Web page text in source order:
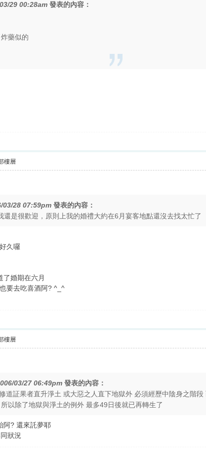
29 00:28am 發表的內容：
藥似的
樓層
03/28 07:59pm 發表的內容：
還是很歡迎，原則上我的婚禮大約在6月宴客地點還沒去找太忙
久囉
了婚期在六月
要去吃喜酒阿? ^_^
樓層
03/27 06:49pm 發表的內容：
道証果者直升淨土 或大惡之人直下地獄外 必須經歷中陰身之階
以除了地獄與淨土的例外 最多49日後就已再轉生了
阿? 還來託夢耶
狀況